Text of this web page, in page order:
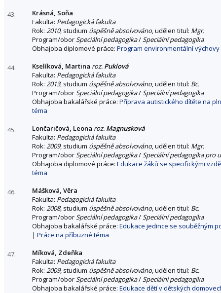
43.
Krásná, Soňa
Fakulta: Pedagogická fakulta
Rok: 2010, studium úspěšně absolvováno, udělen titul: Mgr.
Program/oborSpeciální pedagogika/Speciální pedagogika
Obhajoba diplomové práce: Program environmentální
44. Kselíková, Martina roz. Puklová
Fakulta: Pedagogická fakulta
Rok: 2013, studium úspěšně absolvováno, udělen titul: Bc.
Program/oborSpeciální pedagogika/Speciální pedagogika
Obhajoba bakalářské práce: Příprava autistického dítěte na
téma
45. Lončaričová, Leona roz. Magnusková
Fakulta: Pedagogická fakulta
Rok: 2009, studium úspěšně absolvováno, udělen titul: Mgr.
Program/oborSpeciální pedagogika/Speciální pedagogika pro
Obhajoba diplomové práce: Edukace žáků se specifickými
téma
46.
Mášková, Věra
Fakulta: Pedagogická fakulta
Rok: 2008, studium úspěšně absolvováno, udělen titul: Bc.
Program/oborSpeciální pedagogika/Speciální pedagogika
Obhajoba bakalářské práce: Edukace jedince se souběžným
| Práce na příbuzné téma
47.
Míková, Zdeňka
Fakulta: Pedagogická fakulta
Rok: 2009, studium úspěšně absolvováno, udělen titul: Bc.
Program/oborSpeciální pedagogika/Speciální pedagogika
Obhajoba bakalářské práce: Edukace dětí v dětských